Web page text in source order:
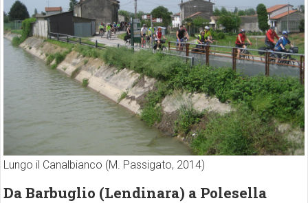
Lungo il Canalbianco (M. Passigato, 2014)
Da Barbuglio (Lendinara) a Polesella